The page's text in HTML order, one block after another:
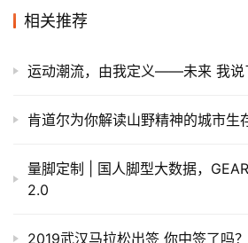
相关推荐
运动潮流，由我定义——未来 我说
肯道尔为你解读山野精神的城市生
量脚定制 | 国人脚型大数据，
2.0
2019武汉马拉松出签 你中签了吗？